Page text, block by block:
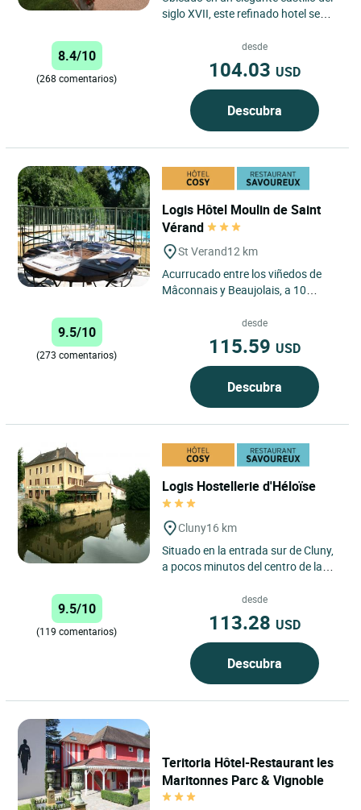
siglo XVII, este refinado hotel se
comuna de Crèches...
8.4/10
(268 comentarios)
desde
104.03 USD
Descubra
Logis Hôtel Moulin de Saint
Vérand
St Verand12 km
Acurrucado entre los viñedos de
Mâconnais y Beaujolais, a 10
minutos de la salida Nº...
9.5/10
(273 comentarios)
desde
115.59 USD
Descubra
Logis Hostellerie d'Héloïse
Cluny16 km
Situado en la entrada sur de Cluny,
a pocos minutos del centro de la
de salida de la...
9.5/10
(119 comentarios)
desde
113.28 USD
Descubra
Teritoria Hôtel-Restaurant les
Maritonnes Parc & Vignoble